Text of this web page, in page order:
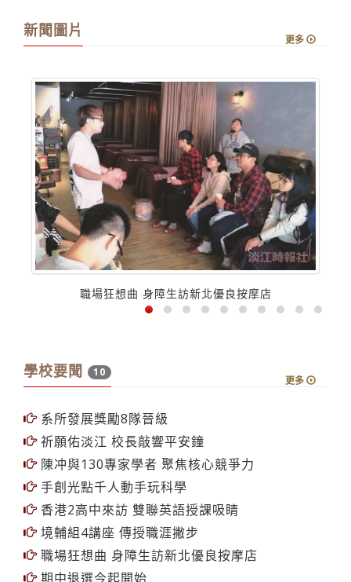
新聞圖片
更多
職場狂想曲 身障生訪新北優良按摩店
學校要聞 10
更多
系所發展獎勵8隊晉級
祈願佑淡江 校長敲響平安鐘
陳冲與130專家學者 聚焦核心競爭力
手創光點千人動手玩科學
香港2高中來訪 雙聯英語授課吸睛
境輔組4講座 傳授職涯撇步
職場狂想曲 身障生訪新北優良按摩店
期中退選今起開始